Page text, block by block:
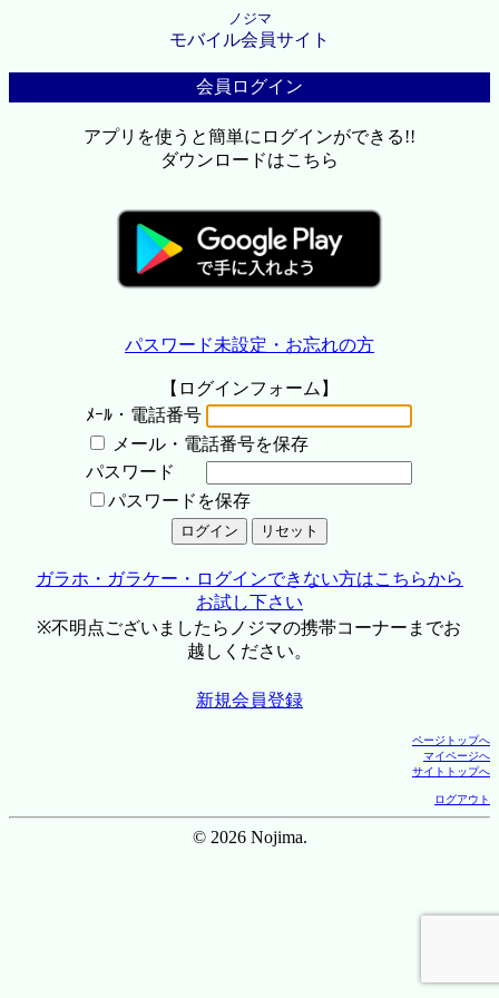
ノジマ
モバイル会員サイト
会員ログイン
アプリを使うと簡単にログインができる!!
ダウンロードはこちら
パスワード未設定・お忘れの方
【ログインフォーム】
ﾒｰﾙ・電話番号
メール・電話番号を保存
パスワード
パスワードを保存
ガラホ・ガラケー・ログインできない方はこちらから
お試し下さい
※不明点ございましたらノジマの携帯コーナーまでお
越しください。
新規会員登録
ページトップへ
マイページへ
サイトトップへ
ログアウト
© 2026 Nojima.